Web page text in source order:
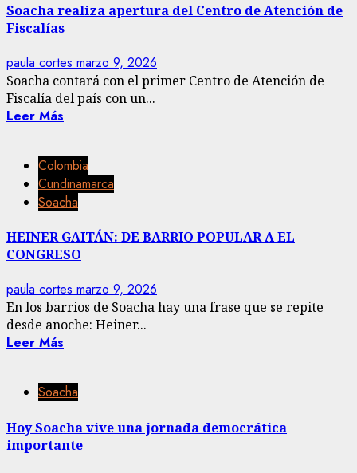
Soacha realiza apertura del Centro de Atención de
Fiscalías
paula cortes marzo 9, 2026
Soacha contará con el primer Centro de Atención de
Fiscalía del país con un...
Leer Más
Colombia
Cundinamarca
Soacha
HEINER GAITÁN: DE BARRIO POPULAR A EL
CONGRESO
paula cortes marzo 9, 2026
En los barrios de Soacha hay una frase que se repite
desde anoche: Heiner...
Leer Más
Soacha
Hoy Soacha vive una jornada democrática
importante